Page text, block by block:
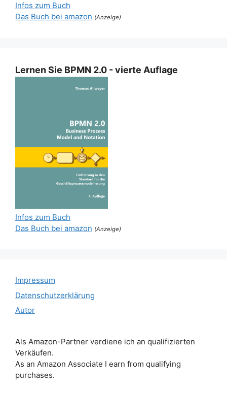
Infos zum Buch
Das Buch bei amazon (Anzeige)
Lernen Sie BPMN 2.0 - vierte Auflage
Infos zum Buch
Das Buch bei amazon (Anzeige)
Impressum
Datenschutzerklärung
Autor
Als Amazon-Partner verdiene ich an qualifizierten
Verkäufen.
As an Amazon Associate I earn from qualifying
purchases.